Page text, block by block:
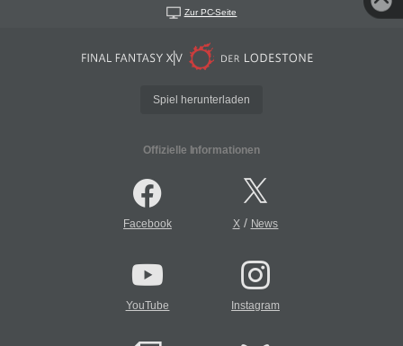
Zur PC-Seite
Spiel herunterladen
Offizielle Informationen
Facebook X/ News
YouTube Instagram